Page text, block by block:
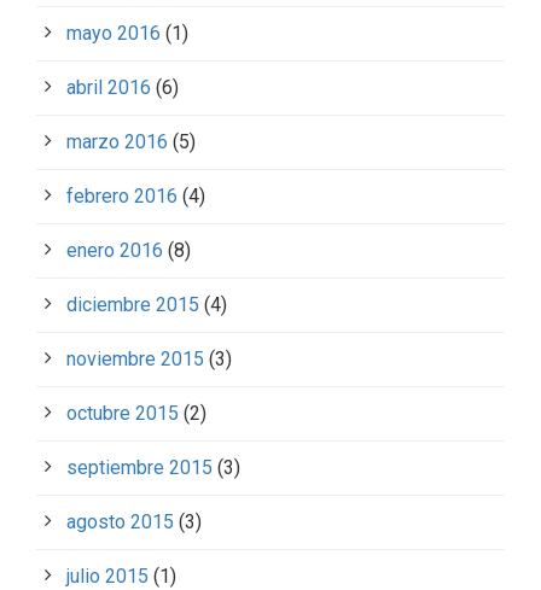
mayo 2016 (1)
abril 2016 (6)
marzo 2016 (5)
febrero 2016 (4)
enero 2016 (8)
diciembre 2015 (4)
noviembre 2015 (3)
octubre 2015 (2)
septiembre 2015 (3)
agosto 2015 (3)
julio 2015 (1)